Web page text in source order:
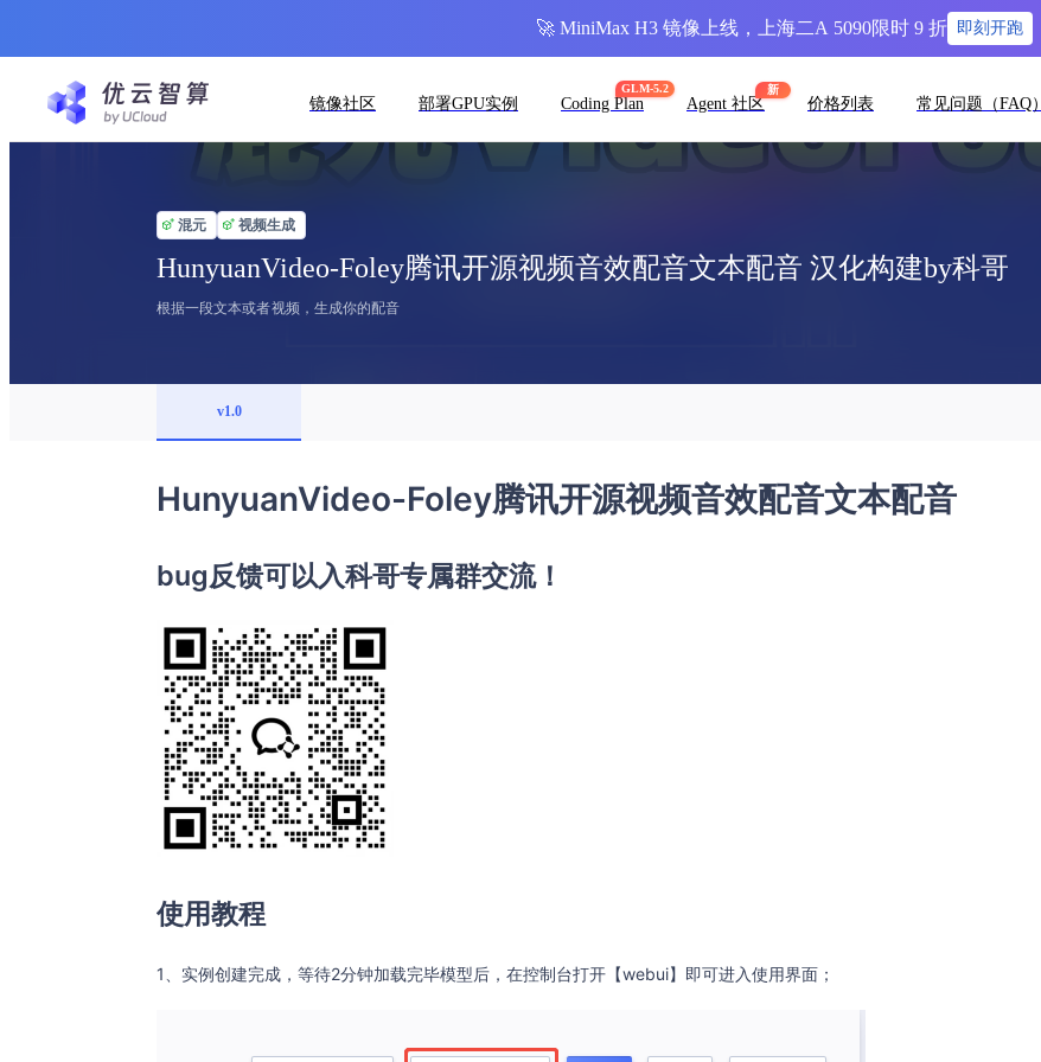
镜像社区 部署GPU实例
GLM-5.2
Coding Plan
新
Agent 社区 价格列表 常见问题（FAQ）
混元 视频生成
HunyuanVideo-Foley腾讯开源视频音效配音文本配音 汉化构建by科哥
根据一段文本或者视频，生成你的配音
v1.0
HunyuanVideo-Foley腾讯开源视频音效配音文本配音
bug反馈可以入科哥专属群交流！
使用教程
1、实例创建完成，等待2分钟加载完毕模型后，在控制台打开【webui】即可进入使用界面；
🚀 MiniMax H3 镜像上线，上海二A 5090限时 9 折 即刻开跑